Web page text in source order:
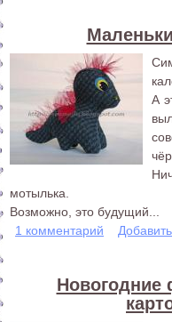
А
мотылька.
Возможно, это будущий...
1 комментарий
Новогодние